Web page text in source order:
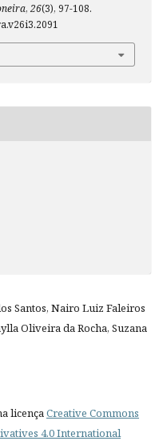
, 26(3), 97-108.
Santos, Nairo Luiz Faleiros
Oliveira da Rocha, Suzana
licençaCreative Commons
4.0 International